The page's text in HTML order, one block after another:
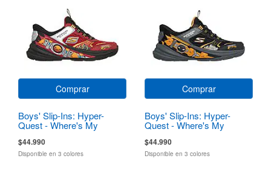
Comprar
Boys' Slip-Ins: Hyper-
Quest - Where's My
$44.990
Disponible en 3 colores
Comprar
Boys' Slip-Ins: Hyper-
Quest - Where's My
$44.990
Disponible en 3 colores